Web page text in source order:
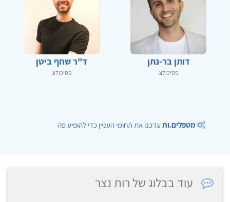
דותן בר-נתן
פסיכולוג
ד"ר שחף ביטן
פסיכולוג
מטפלים.ותעדכנו את תחומי העניין כדי להופיע פה
עוד בבלוג של רות נצר